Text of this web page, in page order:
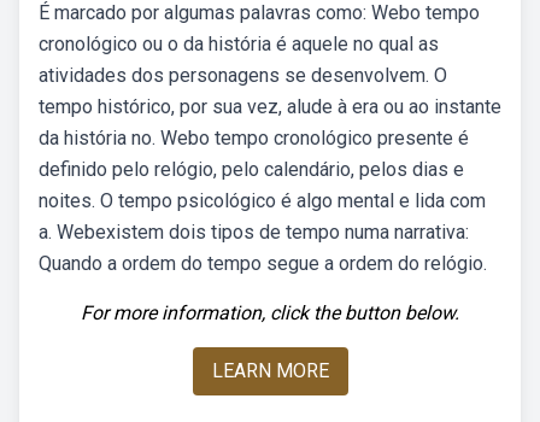
É marcado por algumas palavras como: Webo tempo
cronológico ou o da história é aquele no qual as
atividades dos personagens se desenvolvem. O
tempo histórico, por sua vez, alude à era ou ao instante
da história no. Webo tempo cronológico presente é
definido pelo relógio, pelo calendário, pelos dias e
noites. O tempo psicológico é algo mental e lida com
a. Webexistem dois tipos de tempo numa narrativa:
Quando a ordem do tempo segue a ordem do relógio.
For more information, click the button below.
LEARN MORE